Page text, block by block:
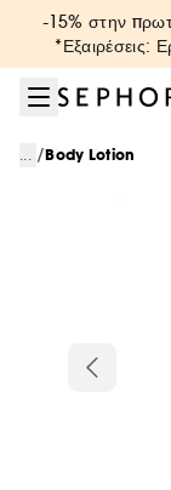
Μετάβαση στο
Μετάβαση στο
Μετάβαση στο
-15% στην
*Εξαιρέσεις:
... /Body Lotion